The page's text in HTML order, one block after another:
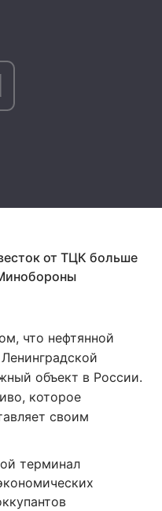
от ТЦК больше
что нефтянной
объект в России.
которое
своим
терминал